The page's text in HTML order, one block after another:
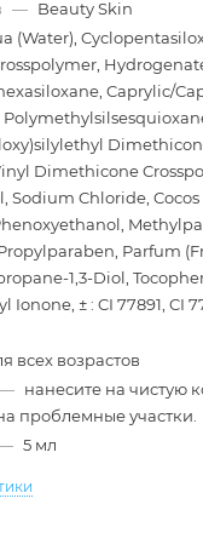
— Beauty Skin
(Water),
Caprylic/
Dimethicone
Sodium Chloride,
Parfum
1,3-Diol,
± : CI 77891, CI
всех возрастов
— нанесите на чистую
проблемные участки.
5 мл